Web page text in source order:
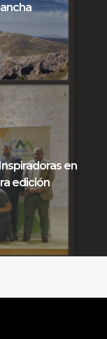
en
edición